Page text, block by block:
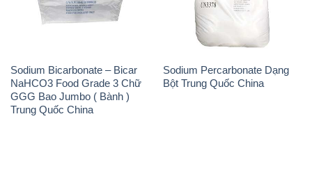
Sodium Bicarbonate – Bicar
NaHCO3 Food Grade 3 Chữ
GGG Bao Jumbo ( Bành )
Trung Quốc China
Sodium Percarbonate Dạng
Bột Trung Quốc China